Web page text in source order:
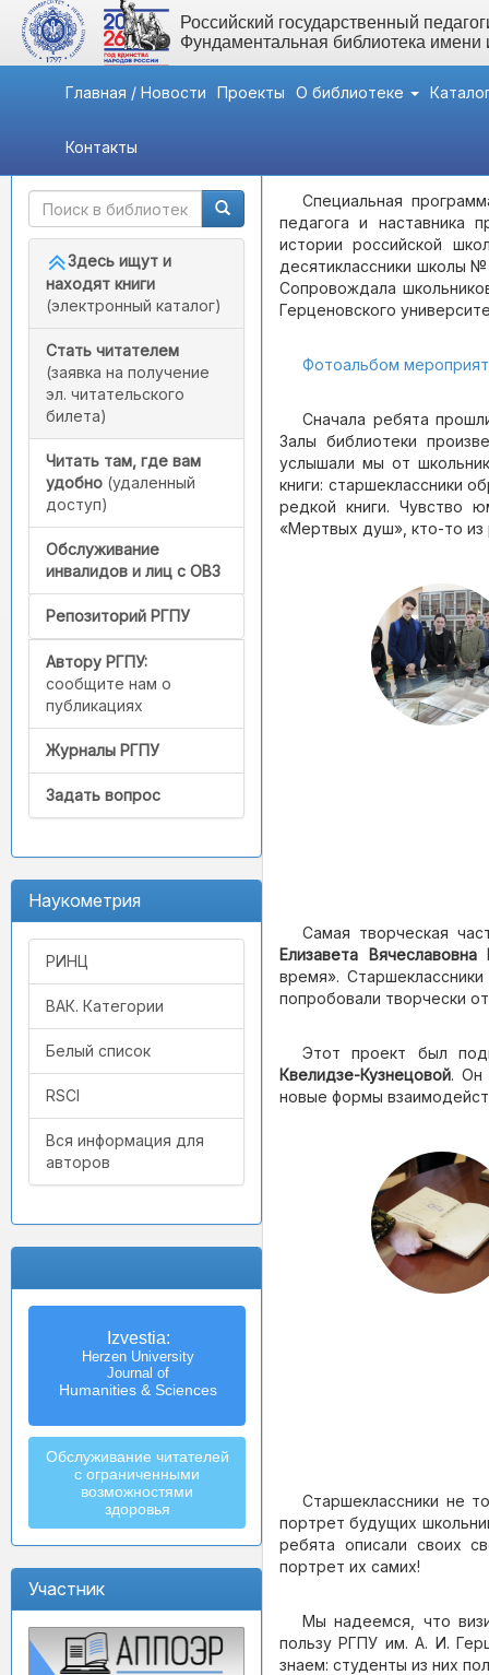
Российский государственный
Фундаментальная библиотека
Главная / Новости Проекты О библиотеке
Контакты
Быстрый доступ
Здесь ищут и
находят книги
(электронный каталог)
Стать читателем
(заявка на получение
эл. читательского
билета)
Читать там, где вам
удобно (удаленный
доступ)
Обслуживание
инвалидов и лиц с ОВЗ
Репозиторий РГПУ
Автору РГПУ:
сообщите нам о
публикациях
Журналы РГПУ
Задать вопрос
Наукометрия
РИНЦ
ВАК. Категории
Белый список
RSCI
Вся информация для
авторов
Izvestia:
Herzen University
Journal of
Humanities & Sciences
Обслуживание читателей
с ограниченными
возможностями
здоровья
Участник
Специальная
педагога и наставника
истории российской
десятиклассники школы
Сопровождала
Герценовского
Фотоальбом
Сначала ребята
Залы библиотеки
услышали мы от
книги: старшеклассники
редкой книги. Чувство
«Мертвых душ», кто-то из
Самая творческая
Елизавета Вячеславовна
время».
попробовали творчески
Этот проект был
Квелидзе-Кузнецовой. Он
новые формы
Старшеклассники не
портрет будущих
ребята описали своих
портрет их самих!
Мы надеемся, что
пользу РГПУ им. А. И.
знаем: студенты из них